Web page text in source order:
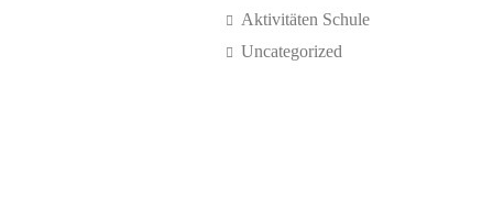
Aktivitäten Schule
Uncategorized